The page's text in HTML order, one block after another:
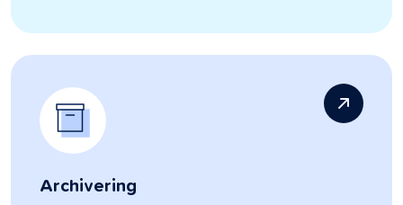
Archivering